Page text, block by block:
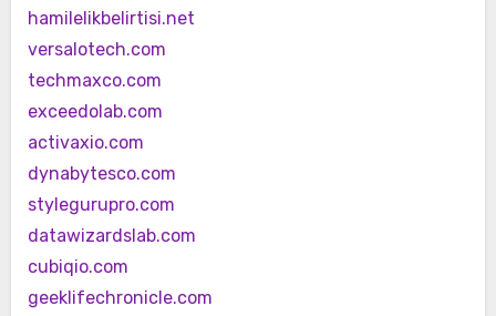
hamilelikbelirtisi.net
versalotech.com
techmaxco.com
exceedolab.com
activaxio.com
dynabytesco.com
stylegurupro.com
datawizardslab.com
cubiqio.com
geeklifechronicle.com